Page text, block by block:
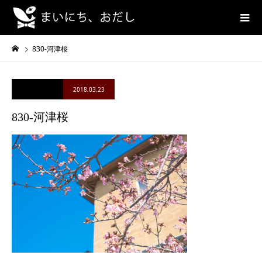
830-河津桜
2018.03.23
830-河津桜